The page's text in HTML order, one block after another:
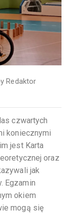
Redaktor
czwartych
koniecznymi
jest Karta
oraz
jak
Egzamin
okiem
mogą się